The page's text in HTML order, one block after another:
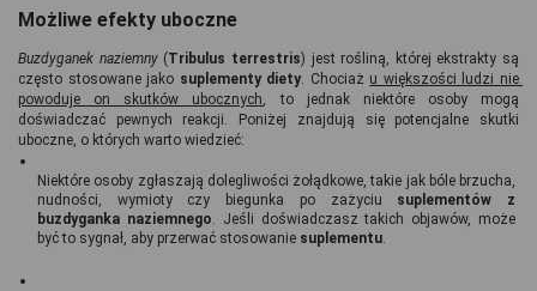
Możliwe efekty uboczne
Buzdyganek naziemny (Tribulus terrestris) jest rośliną, której ekstrakty są
często stosowane jako suplementy diety. Chociaż u większości ludzi nie
powoduje on skutków ubocznych, to jednak niektóre osoby mogą
doświadczać pewnych reakcji. Poniżej znajdują się potencjalne skutki
uboczne, o których warto wiedzieć:
Niektóre osoby zgłaszają dolegliwości żołądkowe, takie jak bóle brzucha,
nudności, wymioty czy biegunka po zażyciu suplementów z
buzdyganka naziemnego. Jeśli doświadczasz takich objawów, może
być to sygnał, aby przerwać stosowanie suplementu.